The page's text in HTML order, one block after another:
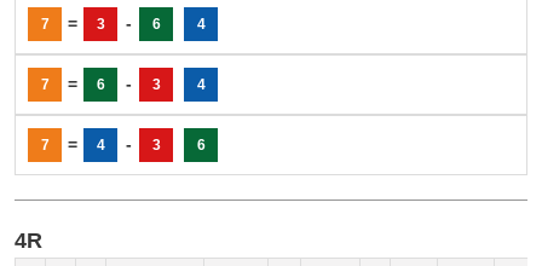
7 = 3 - 6 4
7 = 6 - 3 4
7 = 4 - 3 6
4R